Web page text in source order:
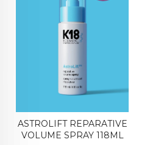
ASTROLIFT REPARATIVE
VOLUME SPRAY 118ML